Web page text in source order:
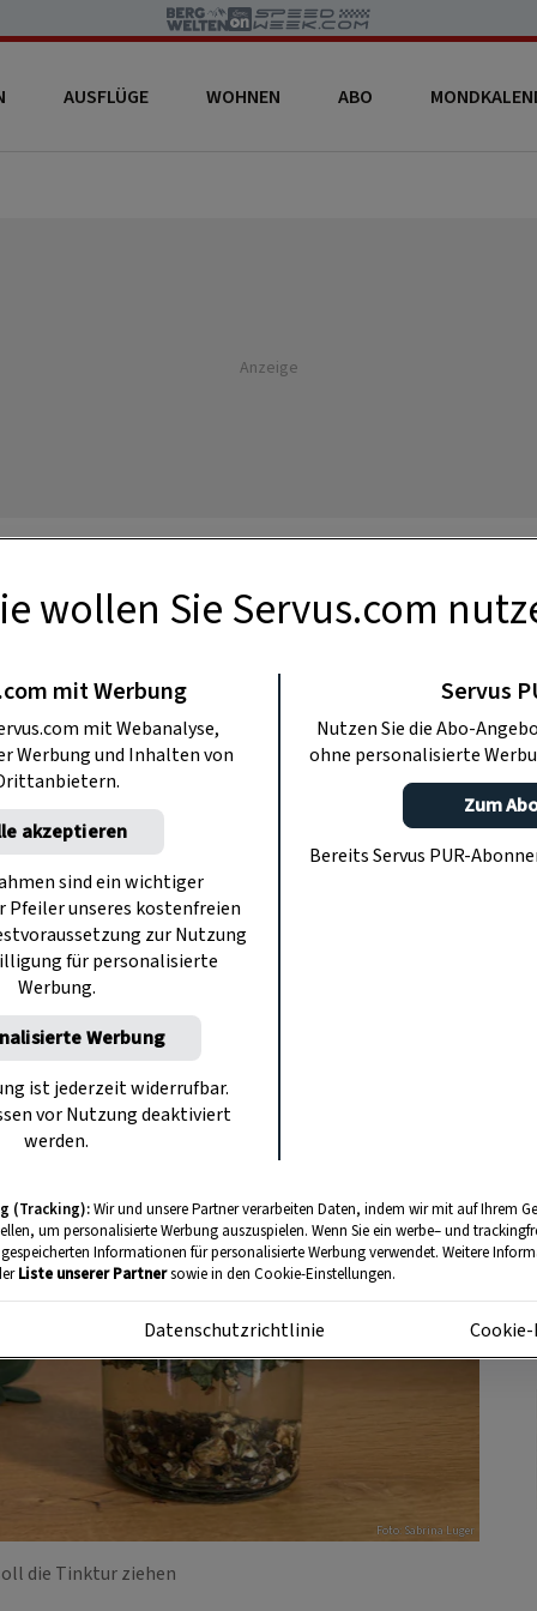
AUSFLÜGE WOHNEN ABO
Anzeige
Linderung von
Sie ein unterstützendes Rezept
Arnold Achmüller.
Foto: Sabrina Luger
die Tinktur ziehen
wollen Sie Servus.com
mit Werbung
mit Webanalyse,
Werbung und Inhalten von
akzeptieren
sind ein wichtiger
unseres kostenfreien
zur Nutzung
für personalisierte
Werbung.
Werbung
ist jederzeit widerrufbar.
vor Nutzung deaktiviert
werden.
Servus
Nutzen Sie die Abo-
ohne personalisierte
Zum
Bereits Servus PUR-
(Tracking):Wir und unsere Partner verarbeiten Daten, indem wir mit auf Ihrem
um personalisierte Werbung auszuspielen. Wenn Sie ein werbe– und
Informationen für personalisierte Werbung verwendet. Weitere
Liste unserer Partnersowie in den Cookie-Einstellungen.
Datenschutzrichtlinie